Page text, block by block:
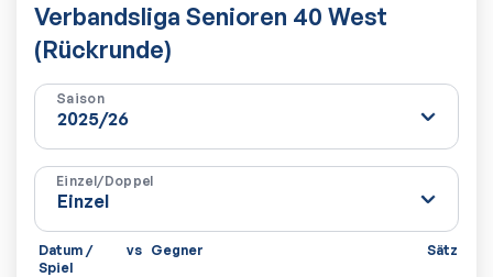
Verbandsliga Senioren 40 West
(Rückrunde)
Saison
Einzel/Doppel
Datum /
Spiel
vs Gegner Sätze